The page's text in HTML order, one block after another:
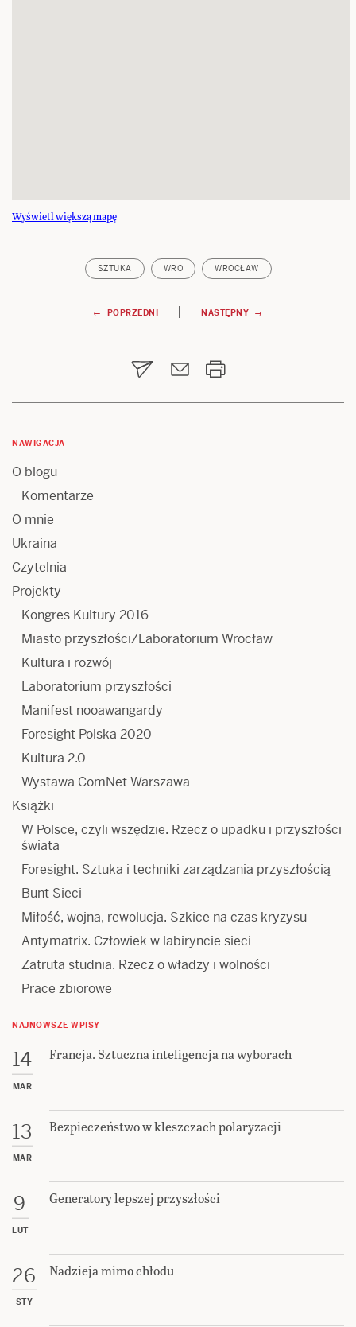
Wyświetl większą mapę
SZTUKA WRO WROCŁAW
Nawigacja
wpisu
← POPRZEDNI | NASTĘPNY →
NAWIGACJA
O blogu
Komentarze
O mnie
Ukraina
Czytelnia
Projekty
Kongres Kultury 2016
Miasto przyszłości/Laboratorium Wrocław
Kultura i rozwój
Laboratorium przyszłości
Manifest nooawangardy
Foresight Polska 2020
Kultura 2.0
Wystawa ComNet Warszawa
Książki
W Polsce, czyli wszędzie. Rzecz o upadku i przyszłości
świata
Foresight. Sztuka i techniki zarządzania przyszłością
Bunt Sieci
Miłość, wojna, rewolucja. Szkice na czas kryzysu
Antymatrix. Człowiek w labiryncie sieci
Zatruta studnia. Rzecz o władzy i wolności
Prace zbiorowe
NAJNOWSZE WPISY
14
MAR
Francja. Sztuczna inteligencja na wyborach
13
MAR
Bezpieczeństwo w kleszczach polaryzacji
9
LUT
Generatory lepszej przyszłości
26
STY
Nadzieja mimo chłodu